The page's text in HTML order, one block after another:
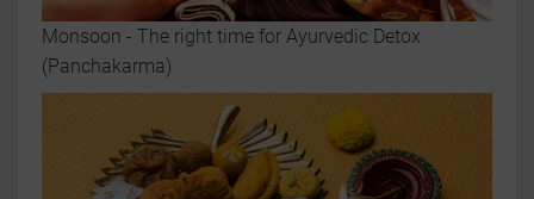
Monsoon - The right time for Ayurvedic Detox
(Panchakarma)